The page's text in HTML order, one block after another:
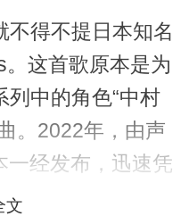
得不提日本知名
这首歌原本是为
列中的角色“中村
。2022年，由声
一经发布，迅速凭
辨识度的舞蹈动作
文